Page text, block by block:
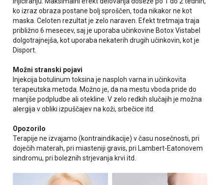
ko izraz obraza postane bolj sproščen, toda nikakor ne kot
maska. Celoten rezultat je zelo naraven. Efekt tretmaja traja
približno 6 mesecev, saj je uporaba učinkovine Botox Vistabel
dolgotrajnejša, kot uporaba nekaterih drugih učinkovin, kot je
Disport.
Možni stranski pojavi
Injekcija botulinum toksina je nasploh varna in učinkovita
terapeutska metoda. Možno je, da na mestu vboda pride do
manjše podpludbe ali otekline. V zelo redkih slučajih je možna
alergija v obliki izpuščajev na koži, srbečice itd.
Opozorilo
Terapije ne izvajamo (kontraindikacije) v času nosečnosti, pri
doječih materah, pri miasteniji gravis, pri Lambert-Eatonovem
sindromu, pri boleznih strjevanja krvi itd.